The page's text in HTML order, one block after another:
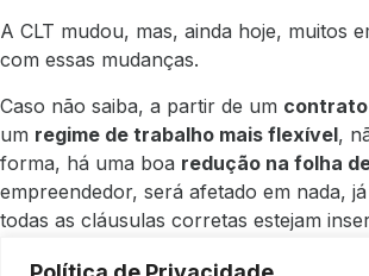
A CLT mudou, mas, ainda hoje, muitos
com essas mudanças.
Caso não saiba, a partir de um
um regime de trabalho mais flexível,
forma, há uma boa redução na folha
empreendedor, será afetado em nada,
todas as cláusulas corretas estejam